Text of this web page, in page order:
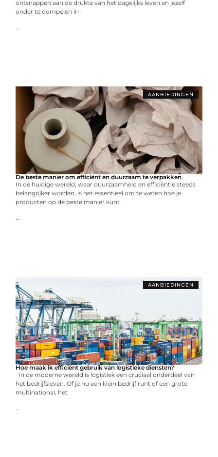
ontsnappen aan de drukte van het dagelijks leven en jezelf
onder te dompelen in
...
AANBIEDINGEN
De beste manier om efficiënt en duurzaam te verpakken
In de huidige wereld, waar duurzaamheid en efficiëntie steeds
belangrijker worden, is het essentieel om te weten hoe je
producten op de beste manier kunt
...
AANBIEDINGEN
Hoe maak ik efficiënt gebruik van logistieke diensten?
In de moderne wereld is logistiek een cruciaal onderdeel van
het bedrijfsleven. Of je nu een klein bedrijf runt of een grote
multinational, het
...